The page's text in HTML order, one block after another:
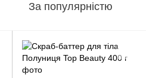
За популярністю